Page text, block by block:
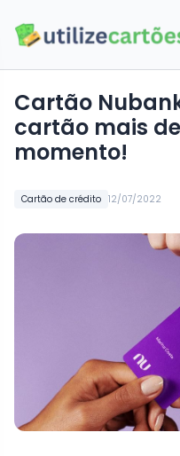
Cartão de crédito 12/07/2022
Cartão
cartão mais
momento!